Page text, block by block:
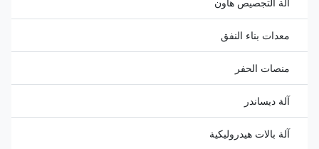
آلة التجصيص هاون
معدات بناء النفق
منصات الحفر
آلة ديساندر
آلة بالات هيدروليكية